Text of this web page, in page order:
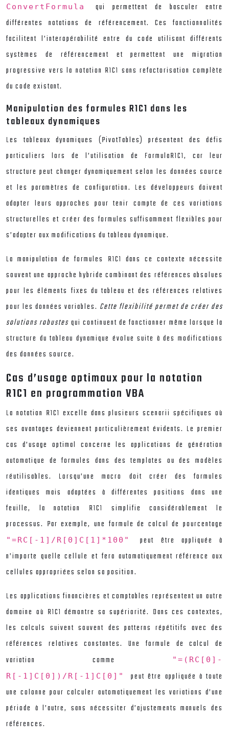
ConvertFormula qui permettent de basculer entre
différentes notations de référencement. Ces fonctionnalités
facilitent l’interopérabilité entre du code utilisant différents
systèmes de référencement et permettent une migration
progressive vers la notation R1C1 sans refactorisation complète
du code existant.
Manipulation des formules R1C1 dans les
tableaux dynamiques
Les tableaux dynamiques (PivotTables) présentent des défis
particuliers lors de l’utilisation de FormulaR1C1, car leur
structure peut changer dynamiquement selon les données source
et les paramètres de configuration. Les développeurs doivent
adapter leurs approches pour tenir compte de ces variations
structurelles et créer des formules suffisamment flexibles pour
s’adapter aux modifications du tableau dynamique.
La manipulation de formules R1C1 dans ce contexte nécessite
souvent une approche hybride combinant des références absolues
pour les éléments fixes du tableau et des références relatives
pour les données variables. Cette flexibilité permet de créer des
solutions robustes qui continuent de fonctionner même lorsque la
structure du tableau dynamique évolue suite à des modifications
des données source.
Cas d’usage optimaux pour la notation
R1C1 en programmation VBA
La notation R1C1 excelle dans plusieurs scenarii spécifiques où
ses avantages deviennent particulièrement évidents. Le premier
cas d’usage optimal concerne les applications de génération
automatique de formules dans des templates ou des modèles
réutilisables. Lorsqu’une macro doit créer des formules
identiques mais adaptées à différentes positions dans une
feuille, la notation R1C1 simplifie considérablement le
processus. Par exemple, une formule de calcul de pourcentage
"=RC[-1]/R[0]C[1]*100"peut être appliquée à
n’importe quelle cellule et fera automatiquement référence aux
cellules appropriées selon sa position.
Les applications financières et comptables représentent un autre
domaine où R1C1 démontre sa supériorité. Dans ces contextes,
les calculs suivent souvent des patterns répétitifs avec des
références relatives constantes. Une formule de calcul de
variation comme
"=(RC[0]-
R[-1]C[0])/R[-1]C[0]"peut être appliquée à toute
une colonne pour calculer automatiquement les variations d’une
période à l’autre, sans nécessiter d’ajustements manuels des
références.